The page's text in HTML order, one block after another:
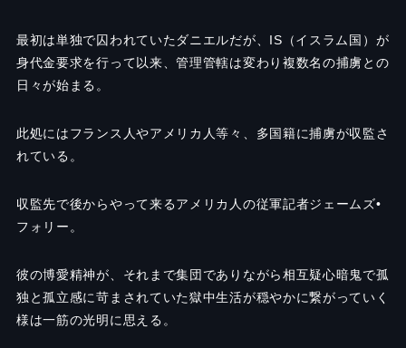
最初は単独で囚われていたダニエルだが、 IS（イスラム国） が
身代金要求を行って以来、管理管轄は変わり複数名の捕虜との
日々が始まる。
此処にはフランス人やアメリカ人等々、多国籍に捕虜が収監さ
れている。
収監先で後からやって来るアメリカ人の従軍記者ジェームズ•
フォリー。
彼の博愛精神が、それまで集団でありながら相互疑心暗鬼で孤
独と孤立感に苛まされていた獄中生活が穏やかに繋がっていく
様は一筋の光明に思える。